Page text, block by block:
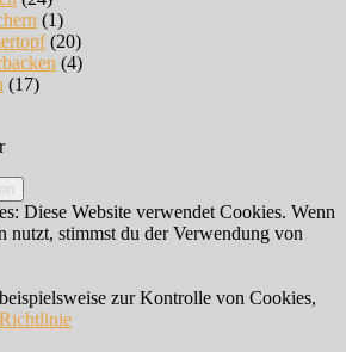
(1)
(20)
(4)
(17)
Diese Website verwendet Cookies. Wenn
nutzt, stimmst du der Verwendung von
zur Kontrolle von Cookies,